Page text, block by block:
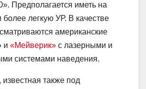
Предполагается иметь на
легкую УР. В качестве
американские
и «Мейверик» с лазерными и
системами наведения.
известная также под